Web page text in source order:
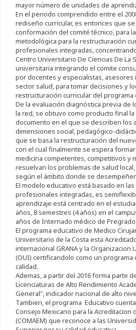
mayor número de unidades de
En el periodo comprendido entre el
rediseño curricular, es entonces que se
conformación del comité técnico, para
metodológica para la restructuración
profesionales integradas,
Centro Universitario De Ciencias De La
universitaria integrando el comite
por docentes y especialistas,
sector salud, para tomar decisiones y
restructuración curricular del programa
De la evaluación diagnóstica previa de
la red, se obtuvo como producto final
documento en el que se describen los
dimensiones social, pedagógico-
que se basa la restructuración del
con el cual finalmente se espera
medicina competentes, competitivos y
resuelvan los problemas de salud
según el ámbito donde se
El modelo educativo está basado en
profesionales integradas, es
aprendizaje está centrado en el
años, 8 semestres (4 años) en el
años de Internado médico de
El programa educativo de Medico
Universitario de la Costa esta
internacional GRANA y la Organizacion
(OUI) certificandolo como un programa
calidad.
Ademas, a partir del 2016 forma parte
Licenciaturas de Alto Rendimiento
General", indicador nacional de alto
Tambien, el programa Educativo
Consejo Mexicano para la Acreditacion
(COMAEM) que reconoce a las